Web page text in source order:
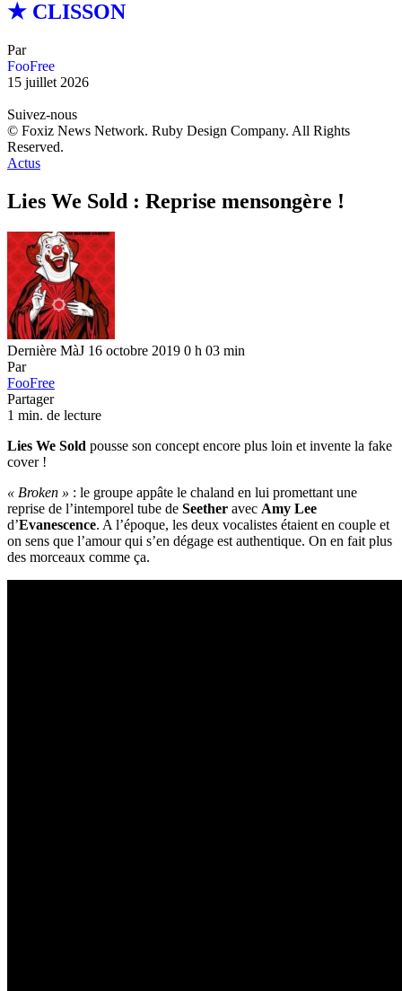
★ CLISSON
Par
FooFree
15 juillet 2026
Suivez-nous
© Foxiz News Network. Ruby Design Company. All Rights
Reserved.
Actus
Lies We Sold : Reprise mensongère !
Dernière MàJ 16 octobre 2019 0 h 03 min
Par
FooFree
Partager
1 min. de lecture
Lies We Sold pousse son concept encore plus loin et invente la fake
cover !
« Broken » : le groupe appâte le chaland en lui promettant une
reprise de l’intemporel tube de Seether avec Amy Lee
d’Evanescence. A l’époque, les deux vocalistes étaient en couple et
on sens que l’amour qui s’en dégage est authentique. On en fait plus
des morceaux comme ça.